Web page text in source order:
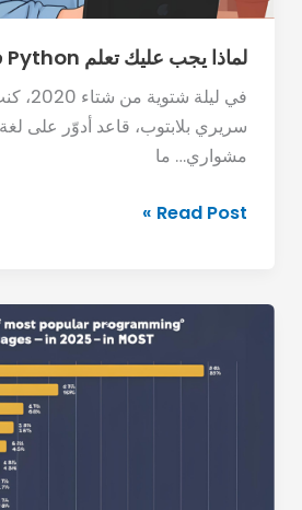
لماذا يجب عليك تعلم Python في 2026؟
في ليلة
سريري بلابتوب، قاعد أدوّر على
مشواري… ما
Read Post »
البرمجة